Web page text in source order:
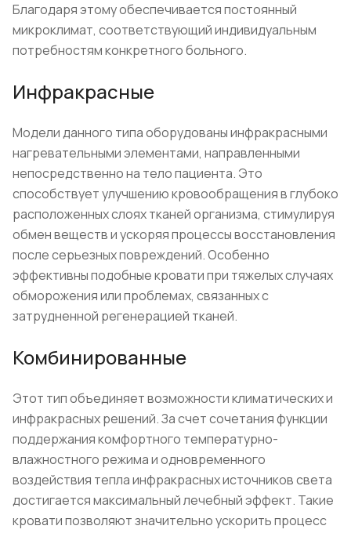
Благодаря этому обеспечивается постоянный
микроклимат, соответствующий индивидуальным
потребностям конкретного больного.
Инфракрасные
Модели данного типа оборудованы инфракрасными
нагревательными элементами, направленными
непосредственно на тело пациента. Это
способствует улучшению кровообращения в глубоко
расположенных слоях тканей организма, стимулируя
обмен веществ и ускоряя процессы восстановления
после серьезных повреждений. Особенно
эффективны подобные кровати при тяжелых случаях
обморожения или проблемах, связанных с
затрудненной регенерацией тканей.
Комбинированные
Этот тип объединяет возможности климатических и
инфракрасных решений. За счет сочетания функции
поддержания комфортного температурно-
влажностного режима и одновременного
воздействия тепла инфракрасных источников света
достигается максимальный лечебный эффект. Такие
кровати позволяют значительно ускорить процесс